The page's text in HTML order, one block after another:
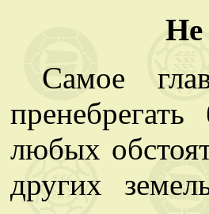
Не
Самое
любых
других